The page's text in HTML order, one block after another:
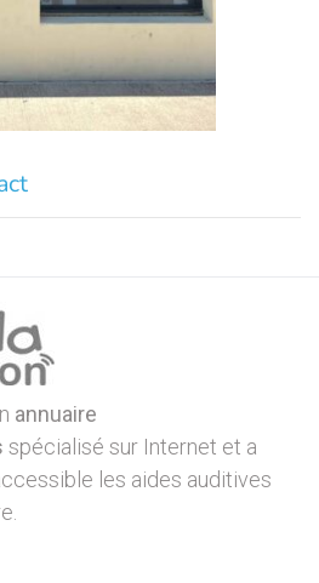
annuaire
spécialisé sur Internet et a
les aides auditives